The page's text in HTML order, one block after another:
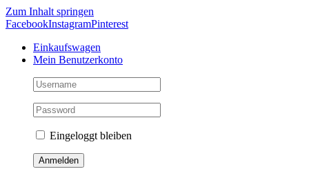
Zum Inhalt springen
FacebookInstagramPinterest
Einkaufswagen
Mein Benutzerkonto
Eingeloggt bleiben